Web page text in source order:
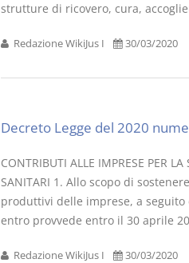
strutture di ricovero, cura,
Redazione WikiJus I 30/03/2020
Decreto Legge del 2020
CONTRIBUTI ALLE IMPRESE PER
SANITARI 1. Allo scopo di
produttivi delle imprese, a
entro provvede entro il 30 aprile
Redazione WikiJus I 30/03/2020